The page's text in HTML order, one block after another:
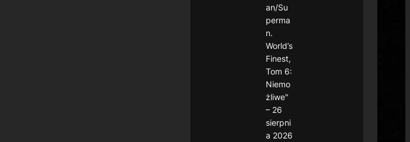
an/Su
perma
n.
World’s
Finest,
Tom 6:
Niemo
żliwe"
– 26
sierpni
a 2026